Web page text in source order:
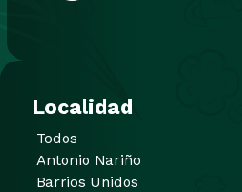
Localidad
Todos
Antonio Nariño
Barrios Unidos